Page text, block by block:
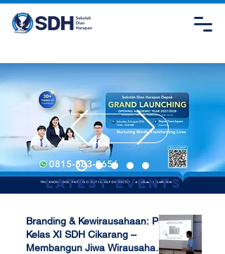
Latest Events
Branding & Kewirausahaan: P5
Kelas XI SDH Cikarang –
Membangun Jiwa Wirausaha